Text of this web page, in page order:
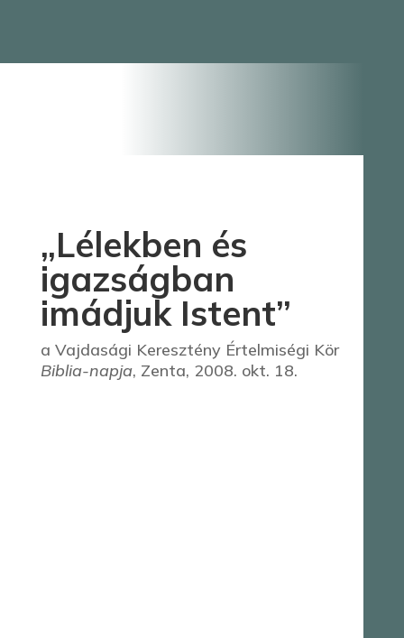
„Lélekben és
igazságban
imádjuk Istent”
a Vajdasági Keresztény Értelmiségi Kör
Biblia-napja, Zenta, 2008. okt. 18.